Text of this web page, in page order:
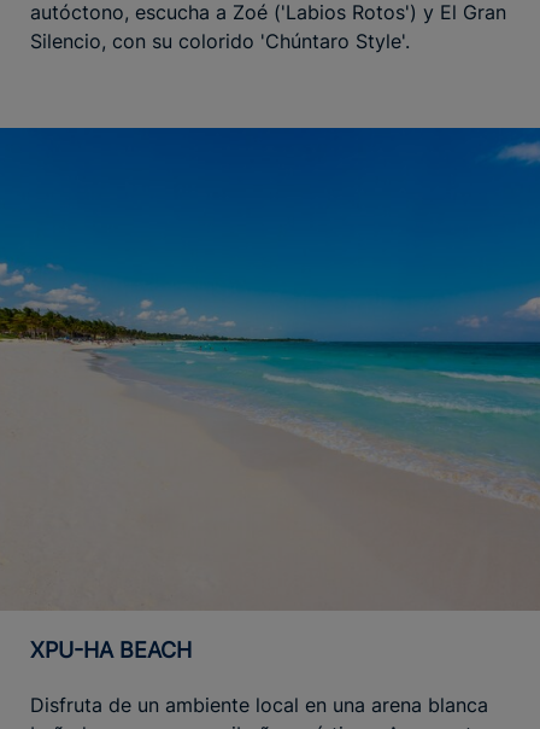
autóctono, escucha a Zoé ('Labios Rotos') y El Gran
Silencio, con su colorido 'Chúntaro Style'.
XPU-HA BEACH
Disfruta de un ambiente local en una arena blanca